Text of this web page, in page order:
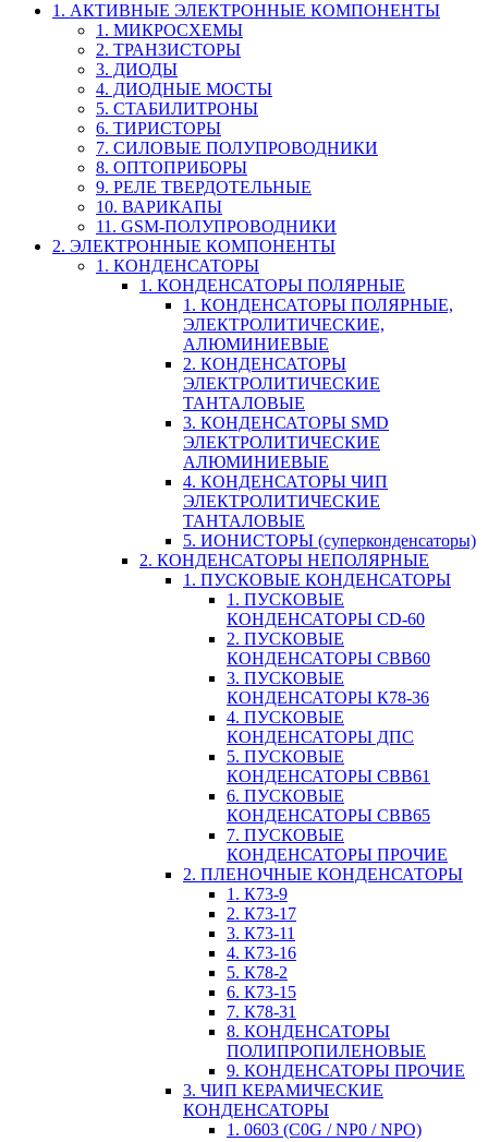
1. АКТИВНЫЕ ЭЛЕКТРОННЫЕ КОМПОНЕНТЫ
1. МИКРОСХЕМЫ
2. ТРАНЗИСТОРЫ
3. ДИОДЫ
4. ДИОДНЫЕ МОСТЫ
5. СТАБИЛИТРОНЫ
6. ТИРИСТОРЫ
7. СИЛОВЫЕ ПОЛУПРОВОДНИКИ
8. ОПТОПРИБОРЫ
9. РЕЛЕ ТВЕРДОТЕЛЬНЫЕ
10. ВАРИКАПЫ
11. GSM-ПОЛУПРОВОДНИКИ
2. ЭЛЕКТРОННЫЕ КОМПОНЕНТЫ
1. КОНДЕНСАТОРЫ
1. КОНДЕНСАТОРЫ ПОЛЯРНЫЕ
1. КОНДЕНСАТОРЫ ПОЛЯРНЫЕ,
ЭЛЕКТРОЛИТИЧЕСКИЕ,
АЛЮМИНИЕВЫЕ
2. КОНДЕНСАТОРЫ
ЭЛЕКТРОЛИТИЧЕСКИЕ
ТАНТАЛОВЫЕ
3. КОНДЕНСАТОРЫ SMD
ЭЛЕКТРОЛИТИЧЕСКИЕ
АЛЮМИНИЕВЫЕ
4. КОНДЕНСАТОРЫ ЧИП
ЭЛЕКТРОЛИТИЧЕСКИЕ
ТАНТАЛОВЫЕ
5. ИОНИСТОРЫ (суперконденсаторы)
2. КОНДЕНСАТОРЫ НЕПОЛЯРНЫЕ
1. ПУСКОВЫЕ КОНДЕНСАТОРЫ
1. ПУСКОВЫЕ
КОНДЕНСАТОРЫ CD-60
2. ПУСКОВЫЕ
КОНДЕНСАТОРЫ CBB60
3. ПУСКОВЫЕ
КОНДЕНСАТОРЫ К78-36
4. ПУСКОВЫЕ
КОНДЕНСАТОРЫ ДПС
5. ПУСКОВЫЕ
КОНДЕНСАТОРЫ CBB61
6. ПУСКОВЫЕ
КОНДЕНСАТОРЫ CBB65
7. ПУСКОВЫЕ
КОНДЕНСАТОРЫ ПРОЧИЕ
2. ПЛЕНОЧНЫЕ КОНДЕНСАТОРЫ
1. К73-9
2. К73-17
3. К73-11
4. К73-16
5. К78-2
6. К73-15
7. К78-31
8. КОНДЕНСАТОРЫ
ПОЛИПРОПИЛЕНОВЫЕ
9. КОНДЕНСАТОРЫ ПРОЧИЕ
3. ЧИП КЕРАМИЧЕСКИЕ
КОНДЕНСАТОРЫ
1. 0603 (C0G / NP0 / NPO)